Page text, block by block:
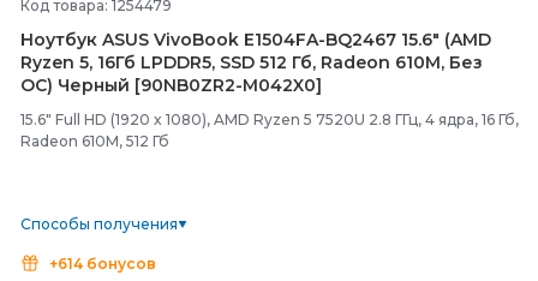
Код товара: 1254479
Ноутбук ASUS VivoBook E1504FA-BQ2467 15.6" (AMD
Ryzen 5, 16Гб LPDDR5, SSD 512 Гб, Radeon 610M, Без
ОС) Черный [90NB0ZR2-M042X0]
15.6" Full HD (1920 x 1080), AMD Ryzen 5 7520U 2.8 ГГц, 4 ядра, 16 Гб,
Radeon 610M, 512 Гб
Способы получения
+614 бонусов